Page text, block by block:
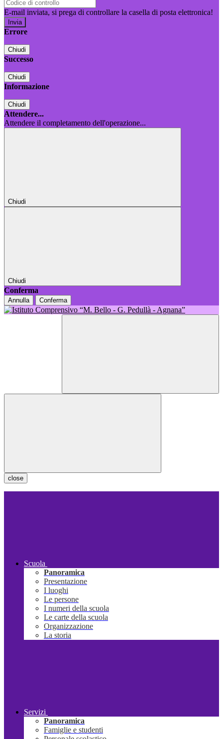
E-mail inviata, si prega di controllare la casella di posta elettronica!
Errore
Chiudi
Successo
Chiudi
Informazione
Chiudi
Attendere...
Attendere il completamento dell'operazione...
Chiudi
Chiudi
Conferma
Annulla Conferma
close
Scuola
Panoramica
Presentazione
I luoghi
Le persone
I numeri della scuola
Le carte della scuola
Organizzazione
La storia
Servizi
Panoramica
Famiglie e studenti